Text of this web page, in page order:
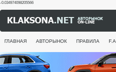
-0.034974098205566
ГЛАВНАЯ АВТОРЫНОК ПРАВИЛА